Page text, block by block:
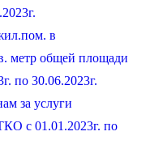
в
метр общей площади
по 30.06.2023г.
за услуги
с 01.01.2023г. по